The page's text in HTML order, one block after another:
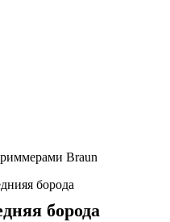
Braun
борода